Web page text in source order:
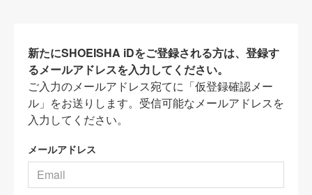
新たにSHOEISHA iDをご登録される方は、登録す
るメールアドレスを入力してください。
ご入力のメールアドレス宛てに「仮登録確認メー
ル」をお送りします。受信可能なメールアドレスを
入力してください。
メールアドレス